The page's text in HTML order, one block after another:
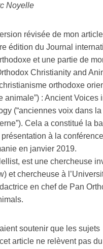
Noyelle
révisée de mon article
édition du Journal
et une partie de
Christianity and
orthodoxe
animale”) : Ancient Voices
(“anciennes voix dans la
Cela a constitué la
à la conférence
en janvier 2019.
est une chercheuse
et chercheuse à
en chef de Pan
soutenir que les sujets
article ne relèvent pas du